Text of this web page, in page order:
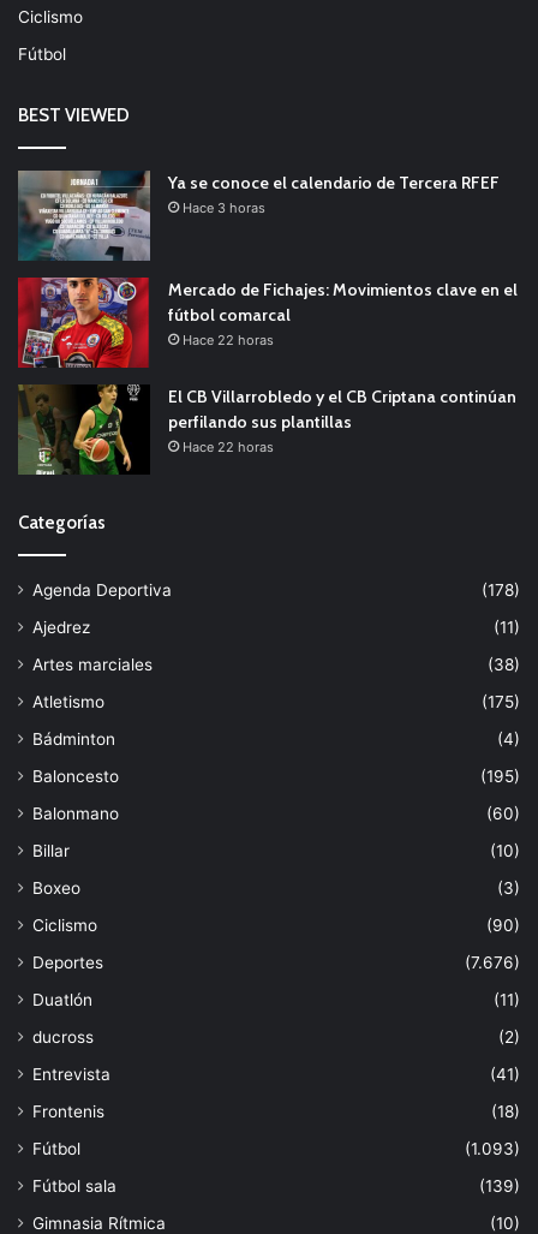
Ciclismo
Fútbol
BEST VIEWED
Ya se conoce el calendario de Tercera RFEF
Hace 3 horas
Mercado de Fichajes: Movimientos clave en el
fútbol comarcal
Hace 22 horas
El CB Villarrobledo y el CB Criptana continúan
perfilando sus plantillas
Hace 22 horas
Categorías
Agenda Deportiva
(178)
Ajedrez
(11)
Artes marciales
(38)
Atletismo
(175)
Bádminton
(4)
Baloncesto
(195)
Balonmano
(60)
Billar
(10)
Boxeo
(3)
Ciclismo
(90)
Deportes
(7.676)
Duatlón
(11)
ducross
(2)
Entrevista
(41)
Frontenis
(18)
Fútbol
(1.093)
Fútbol sala
(139)
Gimnasia Rítmica
(10)